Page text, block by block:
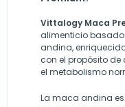
Vittalogy Maca
alimenticio
andina,
con el propósito
el metabolismo
La maca andina